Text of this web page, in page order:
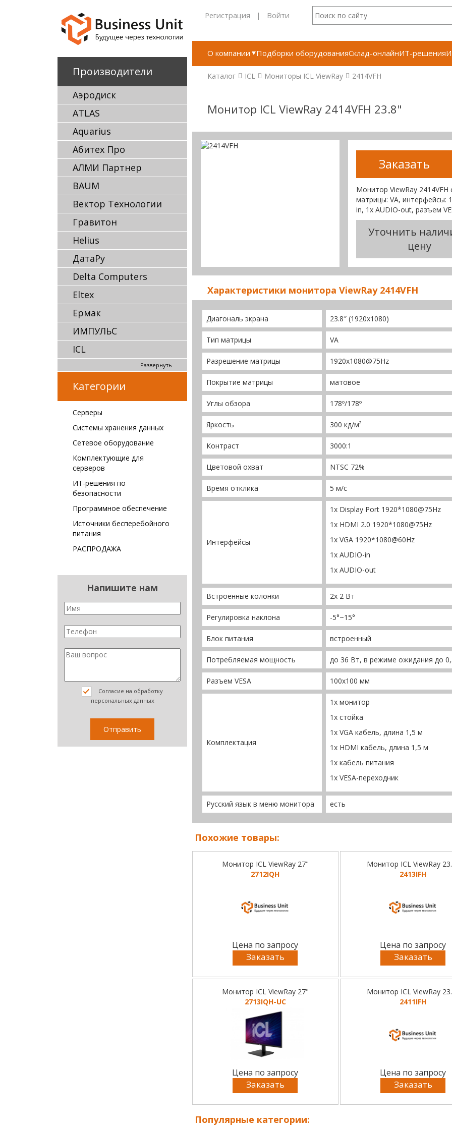
Производители
Аэродиск
ATLAS
Aquarius
Абитех Про
АЛМИ Партнер
BAUM
Вектор Технологии
Гравитон
Helius
ДатаРу
Delta Computers
Eltex
Ермак
ИМПУЛЬС
ICL
Развернуть
Категории
Серверы
Системы хранения данных
Сетевое оборудование
Комплектующие для
серверов
ИТ-решения по
безопасности
Программное обеспечение
Источники бесперебойного
питания
РАСПРОДАЖА
Напишите нам
Согласие на обработку
персональных данных
Регистрация | Войти
О компании Подборки оборудованияСклад-онлайнИТ-решения
Каталог ICL Мониторы ICL ViewRay 2414VFH
Монитор ICL ViewRay 2414VFH 23.8"
Заказать
Монитор ViewRay 2414VFH
матрицы: VA, интерфейсы:
in, 1x AUDIO-out, разъем
Уточнить
цену
Характеристики монитора ViewRay 2414VFH
Диагональ экрана 23.8″ (1920х1080)
Тип матрицы VA
Разрешение матрицы 1920х1080@75Hz
Покрытие матрицы матовое
Углы обзора 178º/178º
Яркость 300 кд/м²
Контраст 3000:1
Цветовой охват NTSC 72%
Время отклика 5 м/с
Интерфейсы
1x Display Port 1920*1080@75Hz
1x HDMI 2.0 1920*1080@75Hz
1x VGA 1920*1080@60Hz
1x AUDIO-in
1x AUDIO-out
Встроенные колонки 2х 2 Вт
Регулировка наклона -5°~15°
Блок питания встроенный
Потребляемая мощность до 36 Вт, в режиме ожидания до
Разъем VESA 100x100 мм
Комплектация
1x монитор
1x стойка
1x VGA кабель, длина 1,5 м
1x HDMI кабель, длина 1,5 м
1x кабель питания
1x VESA-переходник
Русский язык в меню монитора есть
Похожие товары:
Монитор ICL ViewRay 27"
2712IQH
Цена по запросу
Заказать
Монитор ICL ViewRay
2413IFH
Цена по запросу
Заказать
Монитор ICL ViewRay 27"
2713IQH-UC
Цена по запросу
Заказать
Монитор ICL ViewRay
2411IFH
Цена по запросу
Заказать
Популярные категории: